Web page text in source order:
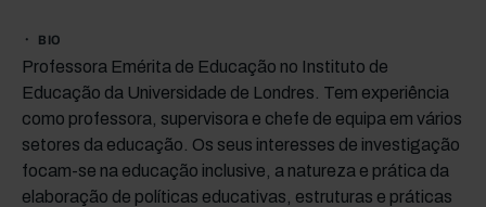
BIO
Professora Emérita de Educação no Instituto de
Educação da Universidade de Londres. Tem experiência
como professora, supervisora e chefe de equipa em vários
setores da educação. Os seus interesses de investigação
focam-se na educação inclusive, a natureza e prática da
elaboração de políticas educativas, estruturas e práticas